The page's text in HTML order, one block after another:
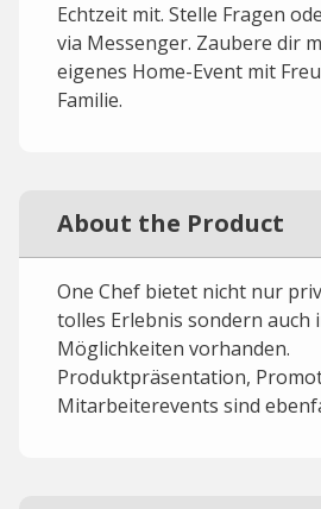
Echtzeit mit. Stelle Fragen
via Messenger. Zaubere dir
eigenes Home-Event mit
Familie.
About the Product
One Chef bietet nicht nur
tolles Erlebnis sondern auch
Möglichkeiten vorhanden.
Produktpräsentation,
Mitarbeiterevents sind